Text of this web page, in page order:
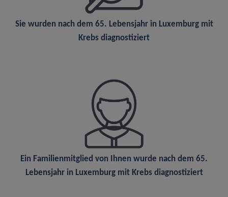
Sie wurden nach dem 65. Lebensjahr in Luxemburg mit
Krebs diagnostiziert
Ein Familienmitglied von Ihnen wurde nach dem 65.
Lebensjahr in Luxemburg mit Krebs diagnostiziert